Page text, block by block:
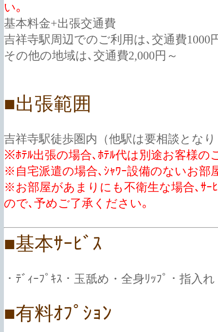
い｡
基本料金+出張交通費
吉祥寺駅周辺でのご利用は､交通費1000
その他の地域は､交通費2,000円～
■出張範囲
吉祥寺駅徒歩圏内（他駅は要相談とな
※ﾎﾃﾙ出張の場合､ﾎﾃﾙ代は別途お客様の
※自宅派遣の場合､ｼｬﾜｰ設備のないお
※お部屋があまりにも不衛生な場合､ｻ
ので､予めご了承ください｡
■基本ｻｰﾋﾞｽ
・ﾃﾞｨｰﾌﾟｷｽ・玉舐め・全身ﾘｯﾌﾟ・指入
■有料ｵﾌﾟｼｮﾝ